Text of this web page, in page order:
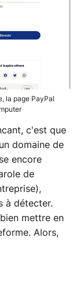
la page PayPal
c'est que
domaine de
encore
de
à détecter.
mettre en
Alors,